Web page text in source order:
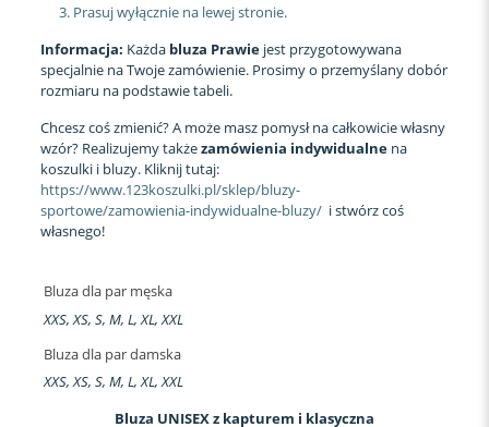
Prasuj wyłącznie na lewej stronie.
Informacja: Każda bluza Prawie jest przygotowywana
specjalnie na Twoje zamówienie. Prosimy o przemyślany dobór
rozmiaru na podstawie tabeli.
Chcesz coś zmienić? A może masz pomysł na całkowicie własny
wzór? Realizujemy takżezamówienia indywidualnena
koszulki i bluzy. Kliknij tutaj:
https://www.123koszulki.pl/sklep/bluzy-
sportowe/zamowienia-indywidualne-bluzy/i stwórz coś
własnego!
Bluza dla par męska
XXS, XS, S, M, L, XL, XXL
Bluza dla par damska
XXS, XS, S, M, L, XL, XXL
Bluza UNISEX z kapturem i klasyczna